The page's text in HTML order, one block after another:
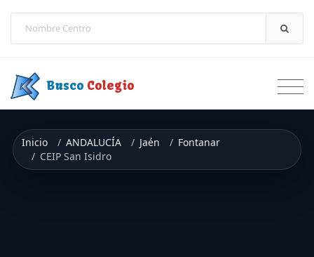
Busco Colegio
Inicio ANDALUCÍA Jaén
Fontanar
CEIP San Isidro